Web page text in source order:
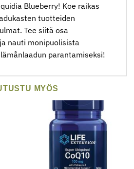
Blueberry! Koe raikas
tuotteiden
Tee siitä osa
nauti monipuolisista
parantamiseksi!
MYÖS